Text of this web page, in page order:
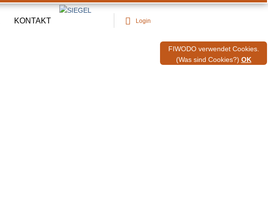
Login
KONTAKT
FIWODO verwendet Cookies.
(Was sind Cookies?) OK